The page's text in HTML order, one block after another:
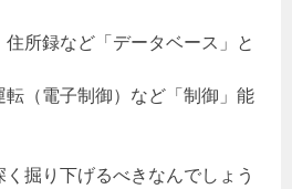
所録など「データベース」と
（電子制御）など「制御」能
掘り下げるべきなんでしょう